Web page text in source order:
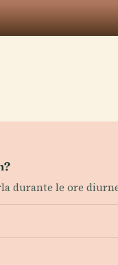
durante le ore